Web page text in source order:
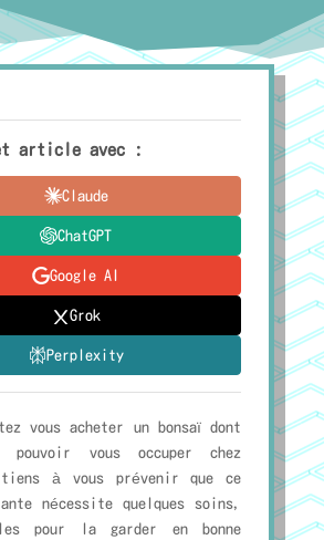
article avec :
Claude
ChatGPT
Google AI
Grok
Perplexity
vous acheter un bonsaï dont
pouvoir vous occuper chez
à vous prévenir que ce
nécessite quelques soins,
pour la garder en bonne